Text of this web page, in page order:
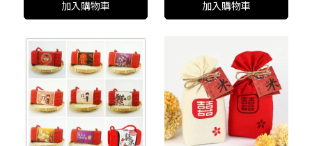
加入購物車 加入購物車